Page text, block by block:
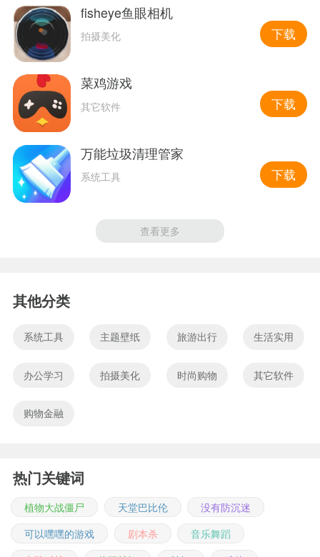
fisheye鱼眼相机
拍摄美化 下载
菜鸡游戏
其它软件 下载
万能垃圾清理管家
系统工具 下载
查看更多
其他分类
系统工具 主题壁纸 旅游出行 生活实用
办公学习 拍摄美化 时尚购物 其它软件
购物金融
热门关键词
植物大战僵尸 天堂巴比伦
没有防沉迷
可以嘿嘿的游戏
剧本杀
音乐舞蹈